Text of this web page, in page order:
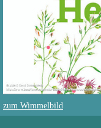
zum Wimmelbild